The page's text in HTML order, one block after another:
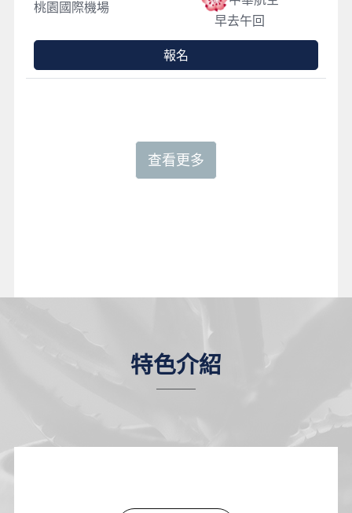
特色介紹
桃園國際機場
早去午回
報名
查看更多